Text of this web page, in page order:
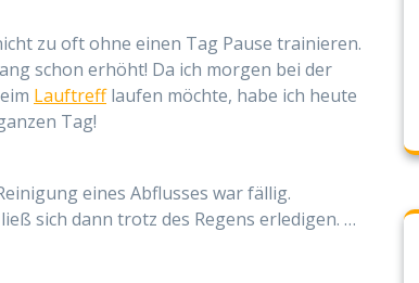
zu oft ohne einen Tag Pause trainieren.
schon erhöht! Da ich morgen bei der
Lauftrefflaufen möchte, habe ich heute
Tag!
eines Abflusses war fällig.
sich dann trotz des Regens erledigen. …